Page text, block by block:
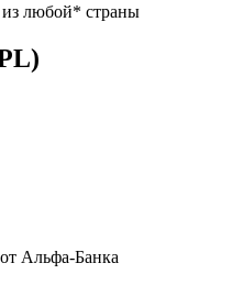
любой* страны
Альфа-Банка